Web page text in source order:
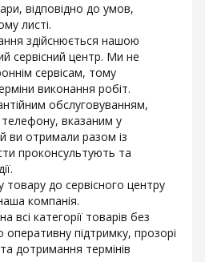
відповідно до умов,
листі.
здійснюється нашою
сервісний центр. Ми не
сервісам, тому
виконання робіт.
обслуговуванням,
вказаним у
ви отримали разом із
проконсультують та
товару до сервісного центру
компанія.
всі категорії товарів без
підтримку, прозорі
дотримання термінів